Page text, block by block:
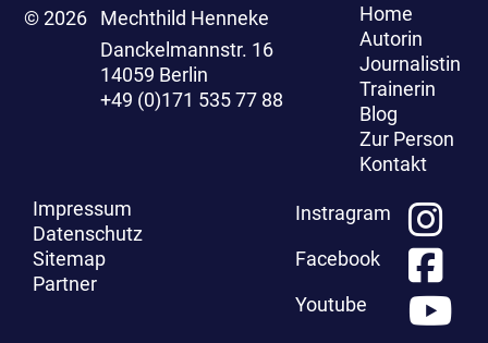
© 2026
Mechthild Henneke
Danckelmannstr. 16
14059 Berlin
+49 (0)171 535 77 88
Home
Autorin
Journalistin
Trainerin
Blog
Zur Person
Kontakt
Impressum
Datenschutz
Sitemap
Partner
Instragram
Facebook
Youtube